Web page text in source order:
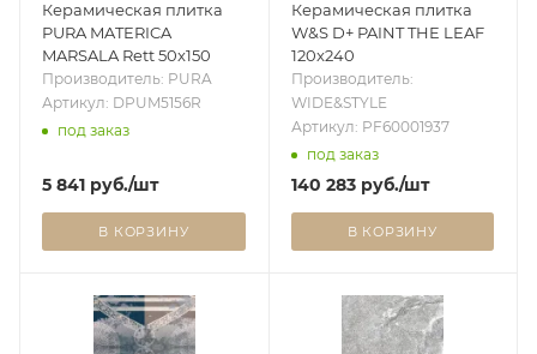
Керамическая плитка
PURA MATERICA
MARSALA Rett 50x150
Производитель: PURA
Артикул: DPUM5156R
под заказ
5 841 руб./шт
В КОРЗИНУ
Керамическая плитка
W&S D+ PAINT THE LEAF
120x240
Производитель:
WIDE&STYLE
Артикул: PF60001937
под заказ
140 283руб./шт
В КОРЗИНУ